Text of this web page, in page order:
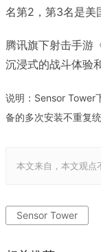
名第2，第3名是美
腾讯旗下射击手游
沉浸式的战斗体验
说明：Sensor Tower
备的多次安装不重复
本文来自 ，本文观
Sensor Tower